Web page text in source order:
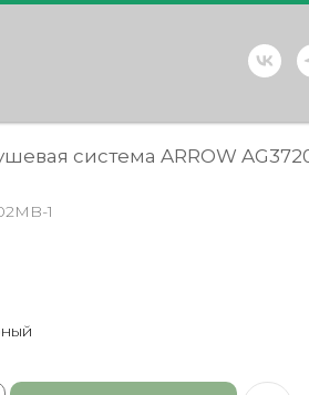
система ARROW
1